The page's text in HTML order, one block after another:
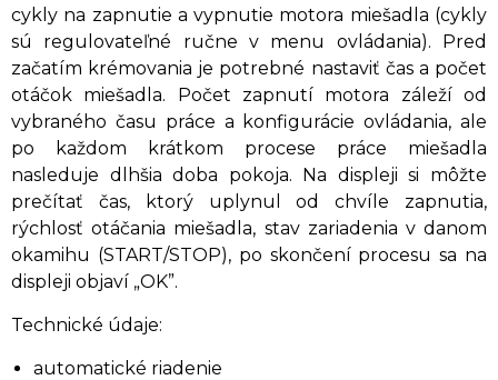
cykly na zapnutie a vypnutie motora miešadla (cykly
sú regulovateľné ručne v menu ovládania). Pred
začatím krémovania je potrebné nastaviť čas a počet
otáčok miešadla. Počet zapnutí motora záleží od
vybraného času práce a konfigurácie ovládania, ale
po každom krátkom procese práce miešadla
nasleduje dlhšia doba pokoja. Na displeji si môžte
prečítať čas, ktorý uplynul od chvíle zapnutia,
rýchlosť otáčania miešadla, stav zariadenia v danom
okamihu (START/STOP), po skončení procesu sa na
displeji objaví „OK”.
Technické údaje:
automatické riadenie